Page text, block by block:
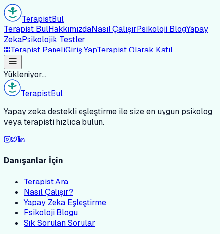
TerapistBul
Terapist BulHakkımızdaNasıl ÇalışırPsikoloji BlogYapay
ZekaPsikolojik Testler
Terapist PaneliGiriş YapTerapist Olarak Katıl
Yükleniyor...
TerapistBul
Yapay zeka destekli eşleştirme ile size en uygun psikolog
veya terapisti hızlıca bulun.
Danışanlar İçin
Terapist Ara
Nasıl Çalışır?
Yapay Zeka Eşleştirme
Psikoloji Blogu
Sık Sorulan Sorular